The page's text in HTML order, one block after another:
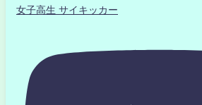
女子高生 サイキッカー